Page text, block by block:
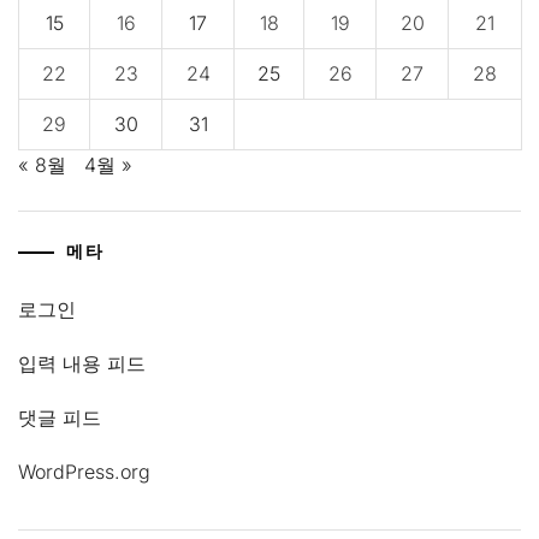
15 16 17 18 19 20 21
22 23 24 25 26 27 28
29 30
31
« 8월
4월 »
메타
로그인
입력 내용 피드
댓글 피드
WordPress.org